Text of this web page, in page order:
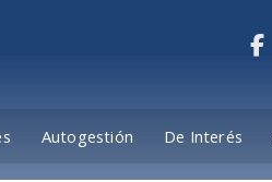
Autogestión De Interés